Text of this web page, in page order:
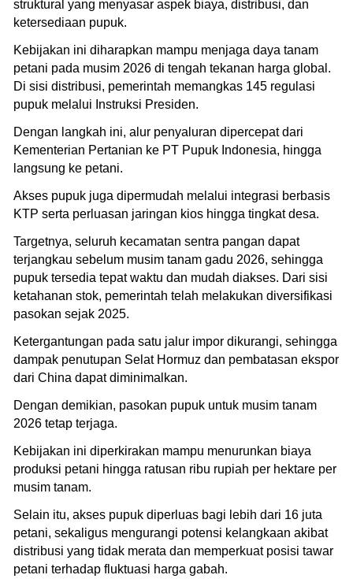
struktural yang menyasar aspek biaya, distribusi, dan
ketersediaan pupuk.
Kebijakan ini diharapkan mampu menjaga daya tanam
petani pada musim 2026 di tengah tekanan harga global.
Di sisi distribusi, pemerintah memangkas 145 regulasi
pupuk melalui Instruksi Presiden.
Dengan langkah ini, alur penyaluran dipercepat dari
Kementerian Pertanian ke PT Pupuk Indonesia, hingga
langsung ke petani.
Akses pupuk juga dipermudah melalui integrasi berbasis
KTP serta perluasan jaringan kios hingga tingkat desa.
Targetnya, seluruh kecamatan sentra pangan dapat
terjangkau sebelum musim tanam gadu 2026, sehingga
pupuk tersedia tepat waktu dan mudah diakses. Dari sisi
ketahanan stok, pemerintah telah melakukan diversifikasi
pasokan sejak 2025.
Ketergantungan pada satu jalur impor dikurangi, sehingga
dampak penutupan Selat Hormuz dan pembatasan ekspor
dari China dapat diminimalkan.
Dengan demikian, pasokan pupuk untuk musim tanam
2026 tetap terjaga.
Kebijakan ini diperkirakan mampu menurunkan biaya
produksi petani hingga ratusan ribu rupiah per hektare per
musim tanam.
Selain itu, akses pupuk diperluas bagi lebih dari 16 juta
petani, sekaligus mengurangi potensi kelangkaan akibat
distribusi yang tidak merata dan memperkuat posisi tawar
petani terhadap fluktuasi harga gabah.